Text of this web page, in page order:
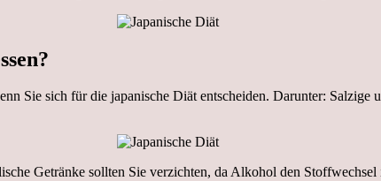
Sie sich für die japanische Diät entscheiden. Darunter:
Getränke sollten Sie verzichten, da Alkohol den